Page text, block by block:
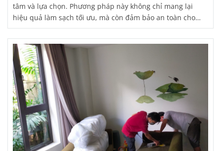
tâm và lựa chọn. Phương pháp này không chỉ mang lại
hiệu quả làm sạch tối ưu, mà còn đảm bảo an toàn cho
sức khỏe và thân thiện với môi trường. Bài viết này sẽ cung
cấp cho bạn những thông tin chi tiết về công nghệ giặt hơi
nước, quy trình thực hiện, những ưu điểm nổi bật cũng
như các lưu ý cần biết khi áp dụng phương pháp này.